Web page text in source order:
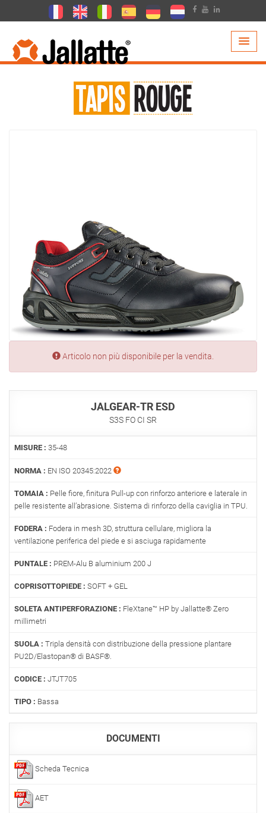
PRODOTTI > COLLEZIONI >
Error:
Articolo non più disponibile per la vendita.
JALGEAR-TR ESD
S3S FO CI SR
MISURE : 35-48
NORMA : EN ISO 20345:2022
TOMAIA : Pelle fiore, finitura Pull-up con rinforzo anteriore e laterale in
pelle resistente all’abrasione. Sistema di rinforzo della caviglia in TPU.
FODERA : Fodera in mesh 3D, struttura cellulare, migliora la
ventilazione periferica del piede e si asciuga rapidamente
PUNTALE : PREM-Alu B aluminium 200 J
COPRISOTTOPIEDE : SOFT + GEL
SOLETA ANTIPERFORAZIONE : FleXtane™ HP by Jallatte® Zero
millimetri
SUOLA : Tripla densità con distribuzione della pressione plantare
PU2D/Elastopan® di BASF®.
CODICE : JTJT705
TIPO : Bassa
DOCUMENTI
Scheda Tecnica
AET